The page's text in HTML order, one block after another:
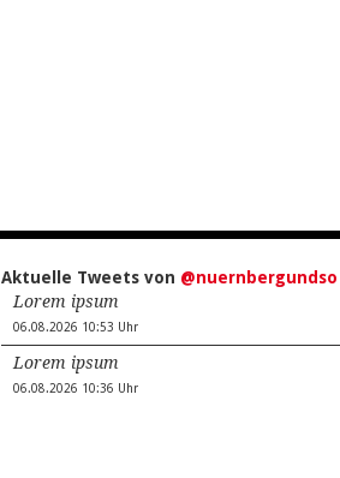
Aktuelle Tweets von @nuernbergundso
Lorem ipsum
06.08.2026 10:53 Uhr
Lorem ipsum
06.08.2026 10:36 Uhr